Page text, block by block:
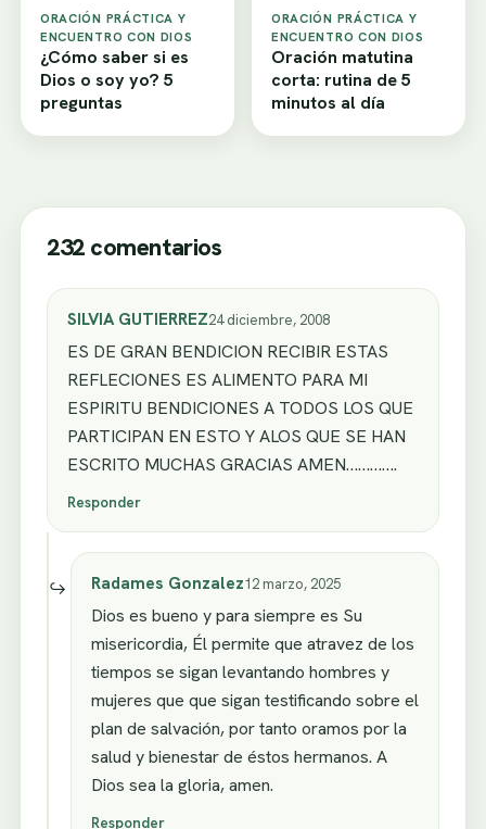
ORACIÓN PRÁCTICA Y
ENCUENTRO CON DIOS
¿Cómo saber si es
Dios o soy yo? 5
preguntas
ORACIÓN PRÁCTICA Y
ENCUENTRO CON DIOS
Oración matutina
corta: rutina de 5
minutos al día
232 comentarios
SILVIA GUTIERREZ24 diciembre, 2008
ES DE GRAN BENDICION RECIBIR ESTAS
REFLECIONES ES ALIMENTO PARA MI
ESPIRITU BENDICIONES A TODOS LOS QUE
PARTICIPAN EN ESTO Y ALOS QUE SE HAN
ESCRITO MUCHAS GRACIAS AMEN………….
Responder
Radames Gonzalez12 marzo, 2025
Dios es bueno y para siempre es Su
misericordia, Él permite que atravez de los
tiempos se sigan levantando hombres y
mujeres que que sigan testificando sobre el
plan de salvación, por tanto oramos por la
salud y bienestar de éstos hermanos. A
Dios sea la gloria, amen.
Responder